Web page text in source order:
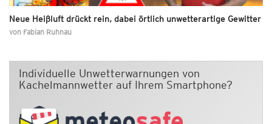
Neue Heißluft drückt rein, dabei örtlich unwetterartige Gewitter
von Fabian Ruhnau
Individuelle Unwetterwarnungen von
Kachelmannwetter auf Ihrem Smartphone?